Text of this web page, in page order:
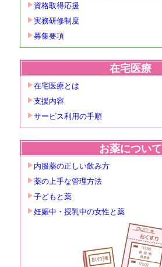
資格取得応援
実務研修制度
募集要項
在宅医療
在宅医療とは
支援内容
サービス利用の手順
お薬について
内服薬の正しい飲み方
薬の上手な管理方法
子どもと薬
妊娠中・授乳中の女性と薬